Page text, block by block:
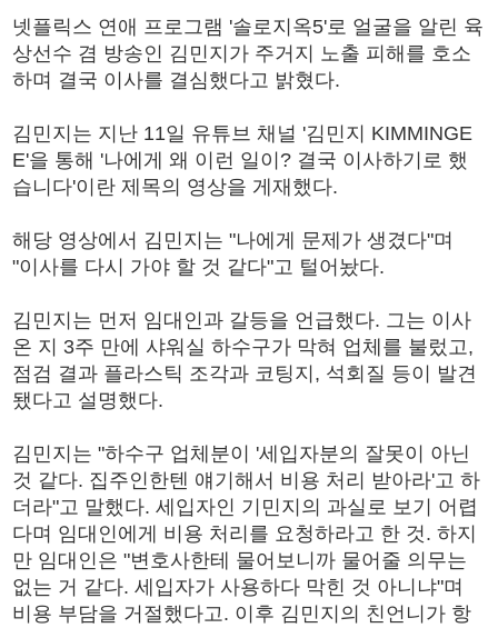
넷플릭스 연애 프로그램 '솔로지옥5'로 얼굴을 알린 육
상선수 겸 방송인 김민지가 주거지 노출 피해를 호소
하며 결국 이사를 결심했다고 밝혔다.
김민지는 지난 11일 유튜브 채널 '김민지 KIMMINGE
E'을 통해 '나에게 왜 이런 일이? 결국 이사하기로 했
습니다'이란 제목의 영상을 게재했다.
해당 영상에서 김민지는 "나에게 문제가 생겼다"며
"이사를 다시 가야 할 것 같다"고 털어놨다.
김민지는 먼저 임대인과 갈등을 언급했다. 그는 이사
온 지 3주 만에 샤워실 하수구가 막혀 업체를 불렀고,
점검 결과 플라스틱 조각과 코팅지, 석회질 등이 발견
됐다고 설명했다.
김민지는 "하수구 업체분이 '세입자분의 잘못이 아닌
것 같다. 집주인한텐 얘기해서 비용 처리 받아라'고 하
더라"고 말했다. 세입자인 기민지의 과실로 보기 어렵
다며 임대인에게 비용 처리를 요청하라고 한 것. 하지
만 임대인은 "변호사한테 물어보니까 물어줄 의무는
없는 거 같다. 세입자가 사용하다 막힌 것 아니냐"며
비용 부담을 거절했다고. 이후 김민지의 친언니가 항